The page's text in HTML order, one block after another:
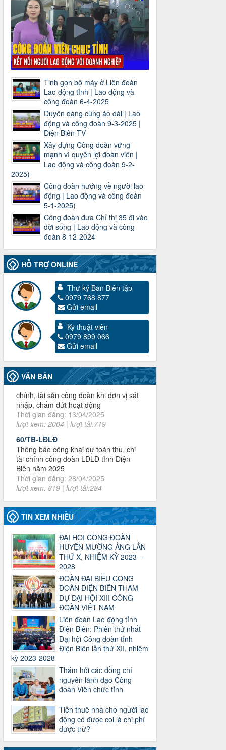
Tinh gọn bộ máy ở Liên đoàn
Lao động tỉnh | Lao động và
công đoàn 6-4-2025
Duyên dáng cùng áo dài | Lao
động và công đoàn 9-3-2025 |
Điện Biên TV
Xây dựng Công đoàn vững
mạnh vì quyền lợi đoàn viên |
Lao động và công đoàn 9-2-
2025)
Công đoàn hướng về người lao
động | Lao động và công đoàn
5-1-2025)
Công đoàn đưa Chỉ thị 35 đi vào
đời sống | Lao động và công
đoàn 8-12-2024
HỖ TRỢ ONLINE
Thư ký Ban Biên tập
0979 768 877
Gửi email
Kỹ thuật viên
0979 899 066
Gửi email
VĂN BẢN
3716/TLD-TC
Công văn hướng dẫn công tác quả lý tài
chính, tài sản công đoàn khi đơn vị sát
nhập, chấm dứt hoạt động
Thời gian đăng: 13/04/2025
lượt xem: 2004 | lượt tải:719
60/TB-LĐLĐ
Thông báo công khai dự toán thu, chi
tài chính công đoàn LĐLĐ tỉnh Điện
Biên năm 2025
Thời gian đăng: 28/04/2025
lượt xem: 819 | lượt tải:284
485/QĐ-LĐLĐ
Quyết định về việc công bố công khai
quyết toán ngân sách nhà nước năm
2024
Thời gian đăng: 29/04/2025
lượt xem: 917 | lượt tải:254
2930/TLĐ-TC
Công văn số 2930/TLĐ-TC, ngày
31/12/2024 của Tổng LĐLĐ Việt Nam
về việc quy định tỷ lệ phân phối tự động
KPCĐ 2% qua tài khoản Công đoàn
Việt Nam về các cấp Công đoàn năm
2025
Thời gian đăng: 06/01/2025
lượt xem: 1067 | lượt tải:437
47-TTCĐ/BTGTU
Thông tin chuyên đề: Một số nôi dung
về sắp xếp tổ chức bộ máy của hệ
thống chính trị tinh gọn, hoạt động hiệu
lực, hiệu quả
Thời gian đăng: 25/12/2024
lượt xem: 1223 | lượt tải:339
37/HD-TLĐ
Hướng dẫn Công đoàn với việc tổ chức
và hoạt động của Ban Thanh tra Nhân
dân
Thời gian đăng: 27/12/2024
TIN XEM NHIỀU
ĐẠI HỘI CÔNG ĐOÀN
HUYỆN MƯỜNG ẢNG LẦN
THỨ X, NHIỆM KỲ 2023 –
2028
ĐOÀN ĐẠI BIỂU CÔNG
ĐOÀN ĐIỆN BIÊN THAM
DỰ ĐẠI HỘI XIII CÔNG
ĐOÀN VIỆT NAM
Liên đoàn Lao động tỉnh
Điện Biên: Phiên thứ nhất
Đại hội Công đoàn tỉnh
Điện Biên lần thứ XII, nhiệm
kỳ 2023-2028
Thăm hỏi các đồng chí
nguyên lãnh đạo Công
đoàn Viên chức tỉnh
Tiền thuê nhà cho người lao
động có được coi là chi phí
được trừ?